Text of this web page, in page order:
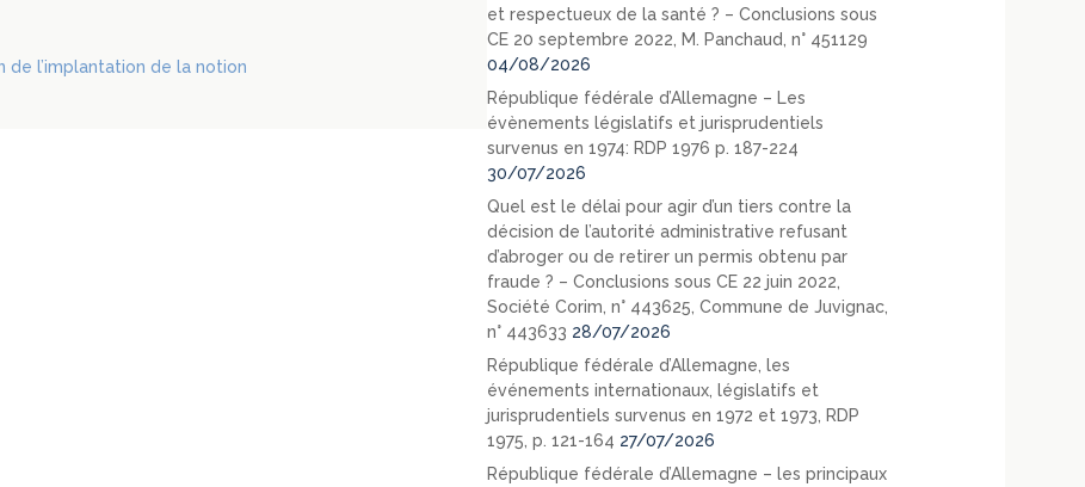
de l’implantation de la notion
et respectueux de la santé ? – Conclusions sous
CE 20 septembre 2022, M. Panchaud, n° 451129
04/08/2026
République fédérale d’Allemagne – Les
évènements législatifs et jurisprudentiels
survenus en 1974: RDP 1976 p. 187-224
30/07/2026
Quel est le délai pour agir d’un tiers contre la
décision de l’autorité administrative refusant
d’abroger ou de retirer un permis obtenu par
fraude ? – Conclusions sous CE 22 juin 2022,
Société Corim, n° 443625, Commune de Juvignac,
n° 443633 28/07/2026
République fédérale d’Allemagne, les
événements internationaux, législatifs et
jurisprudentiels survenus en 1972 et 1973, RDP
1975, p. 121-164 27/07/2026
République fédérale d’Allemagne – les principaux